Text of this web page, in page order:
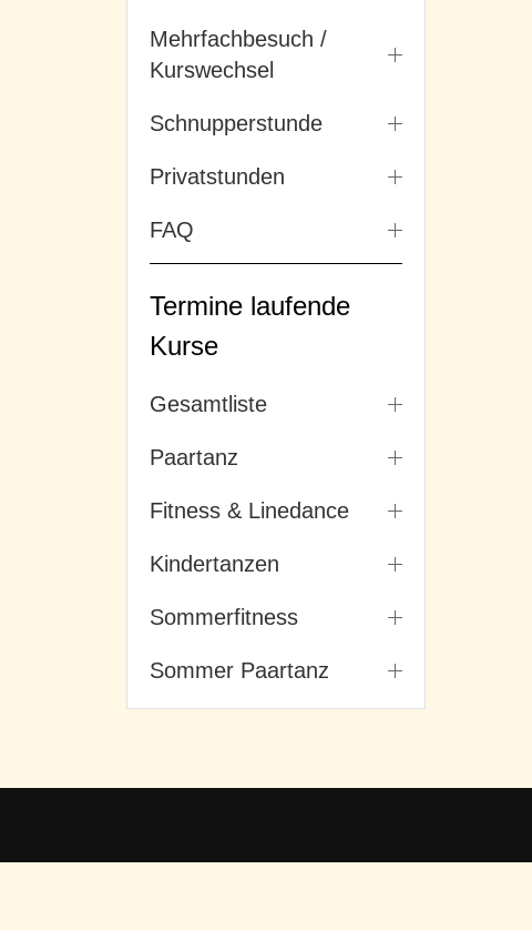
Mehrfachbesuch /
Kurswechsel
Schnupperstunde
Privatstunden
FAQ
Termine laufende
Kurse
Gesamtliste
Paartanz
Fitness & Linedance
Kindertanzen
Sommerfitness
Sommer Paartanz